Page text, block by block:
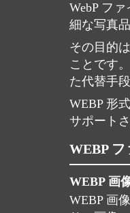
WebP フ
細な写真
その目的
ことです
た代替手
WEBP 形
サポート
WEBP フ
WEBP 画
WEBP 画